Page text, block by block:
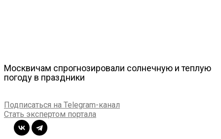
Москвичам спрогнозировали солнечную и теплую
погоду в праздники
Подписаться на Telegram-канал
Стать экспертом портала